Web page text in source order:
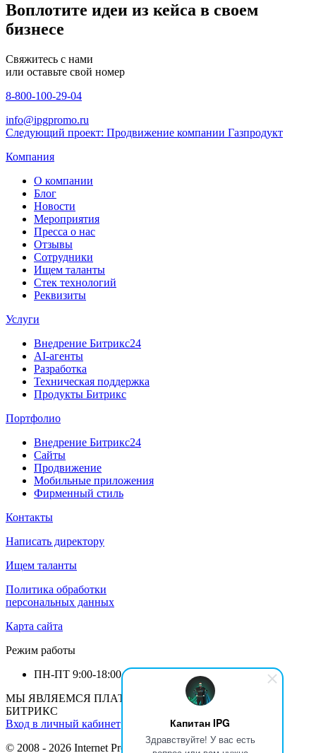
Капитан IPG
Здравствуйте! У вас есть
Воплотите идеи из кейса в своем
бизнесе
Свяжитесь с нами
или оставьте свой номер
8-800-100-29-04
info@ipgpromo.ru
Следующий проект: Продвижение компании Газпродукт
Компания
О компании
Блог
Новости
Мероприятия
Пресса о нас
Отзывы
Сотрудники
Ищем таланты
Стек технологий
Реквизиты
Услуги
Внедрение Битрикс24
AI-агенты
Разработка
Техническая поддержка
Продукты Битрикс
Портфолио
Внедрение Битрикс24
Сайты
Продвижение
Мобильные приложения
Фирменный стиль
Контакты
Написать директору
Ищем таланты
Политика обработки
персональных данных
Карта сайта
Режим работы
ПН-ПТ 9:00-18:00
МЫ ЯВЛЯЕМСЯ ПЛАТИНОВЫМ ПАРТНЕРОМ 1С-
БИТРИКС
Вход в личный кабинет
© 2008 - 2026 Internet Production Group (